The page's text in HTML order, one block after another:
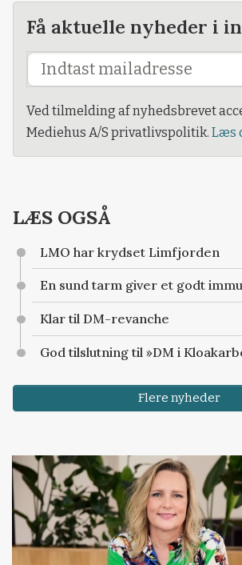
Få aktuelle nyheder i
Ved tilmelding af nyhedsbrevet
Mediehus A/S privatlivspolitik. Læs
LÆS OGSÅ
LMO har krydset Limfjorden
En sund tarm giver et godt
Klar til DM-revanche
God tilslutning til »DM i
Flere nyheder